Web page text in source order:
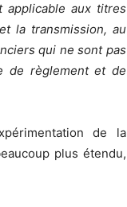
applicable aux titres
la transmission, au
qui ne sont pas
de règlement et de
de la
plus étendu,